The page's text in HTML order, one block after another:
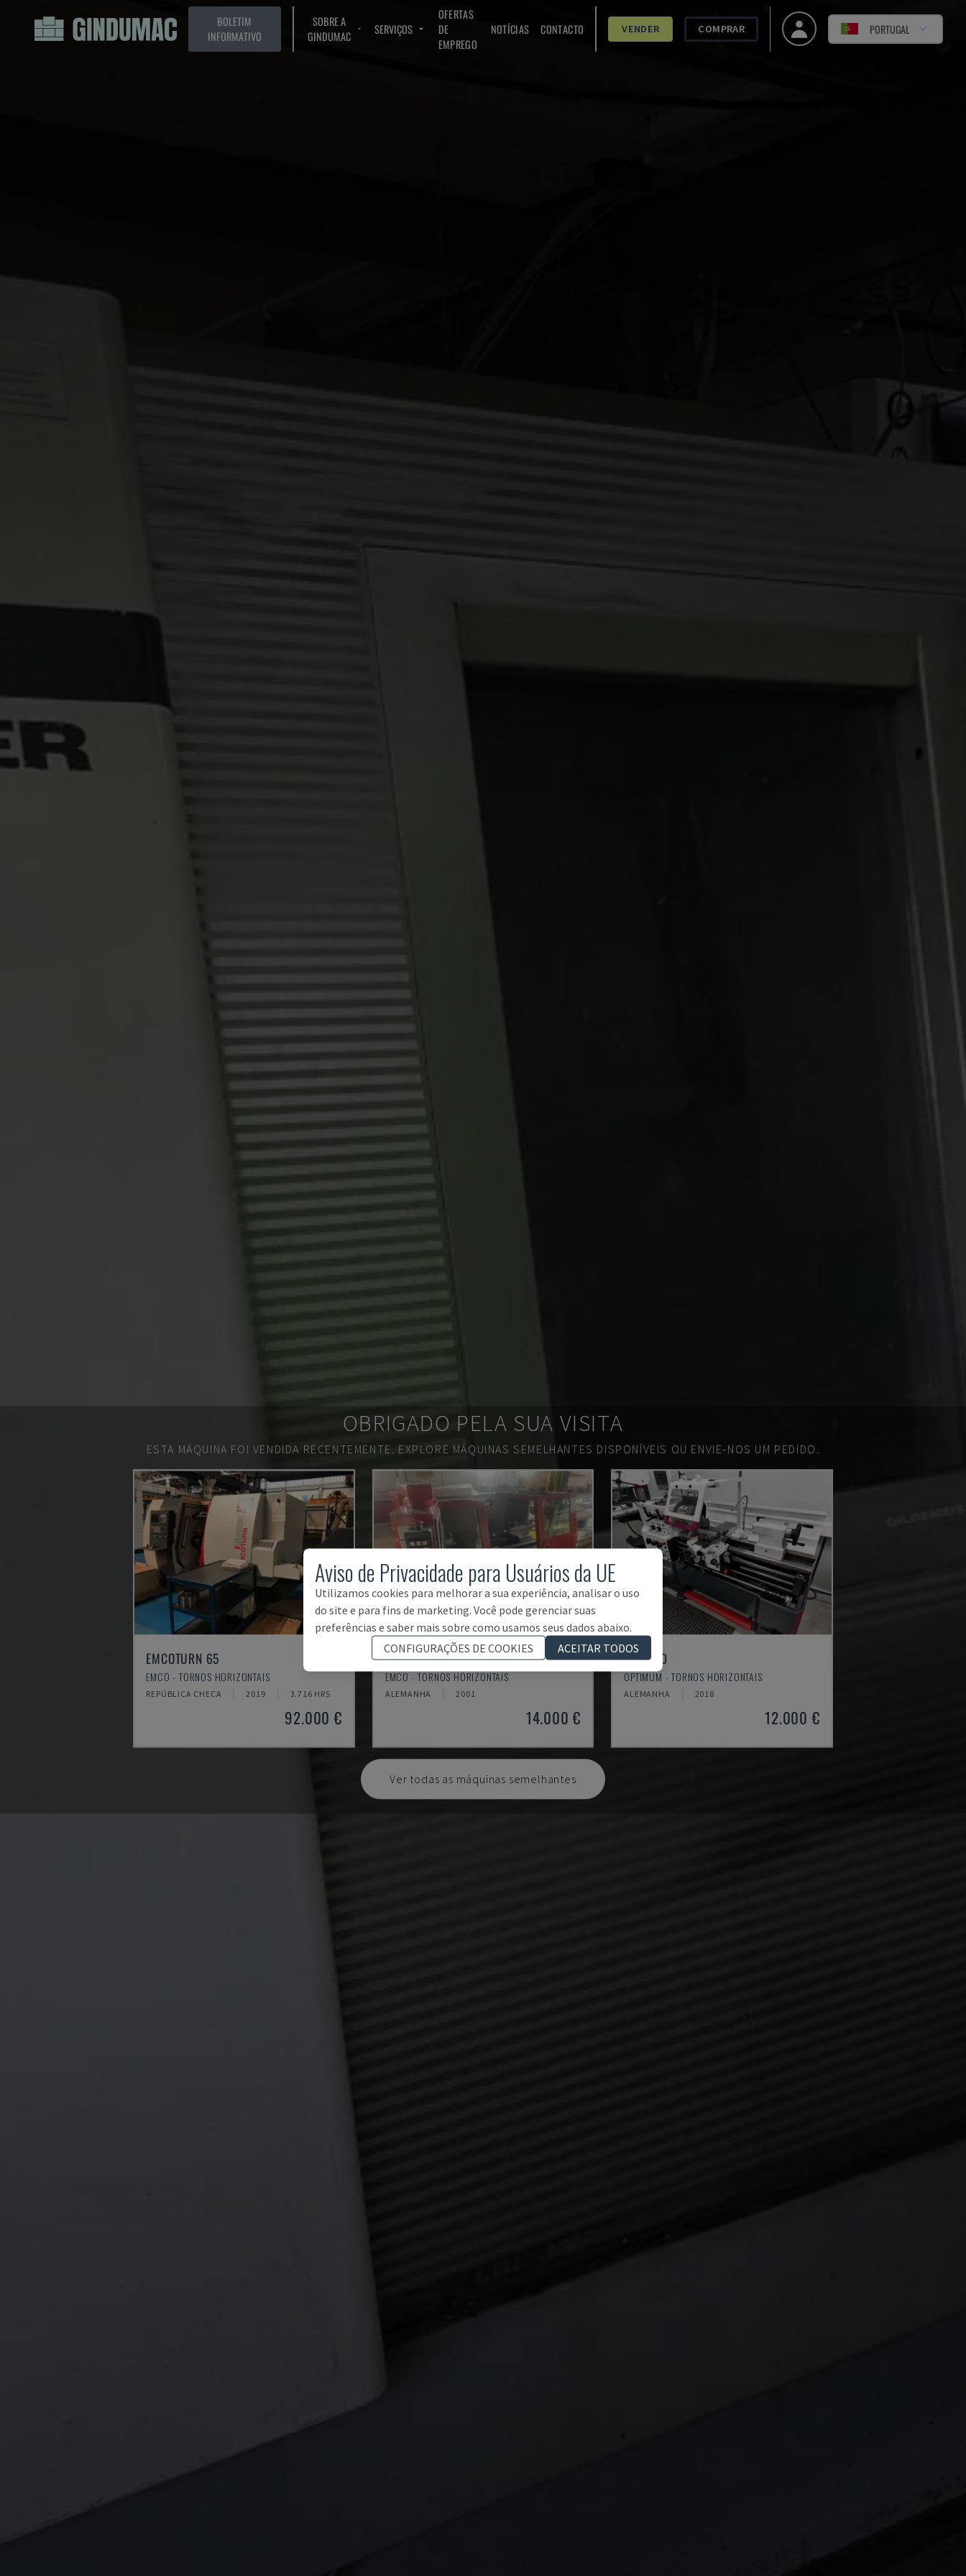
BOLETIM
INFORMATIVO
SOBRE A
GINDUMAC
SERVIÇOS
OFERTAS
DE
EMPREGO
NOTÍCIAS CONTACTO VENDER COMPRAR PORTUGAL
OBRIGADO PELA SUA VISITA
ESTA MÁQUINA FOI VENDIDA RECENTEMENTE. EXPLORE MÁQUINAS SEMELHANTES DISPONÍVEIS OU ENVIE-NOS UM PEDIDO.
EMCOTURN 65
EMCO - TORNOS HORIZONTAIS
REPÚBLICA CHECA 2019 3.716 HRS
92.000 €
EMCOMAT 200X1000
EMCO - TORNOS HORIZONTAIS
ALEMANHA 2001
14.000 €
TH 4610
OPTIMUM - TORNOS HORIZONTAIS
ALEMANHA 2018
12.000 €
Ver todas as máquinas semelhantes
Aviso de Privacidade para Usuários da UE
Utilizamos cookies para melhorar a sua experiência, analisar o uso
do site e para fins de marketing. Você pode gerenciar suas
preferências e saber mais sobre como usamos seus dados abaixo.
CONFIGURAÇÕES DE COOKIES
ACEITAR TODOS